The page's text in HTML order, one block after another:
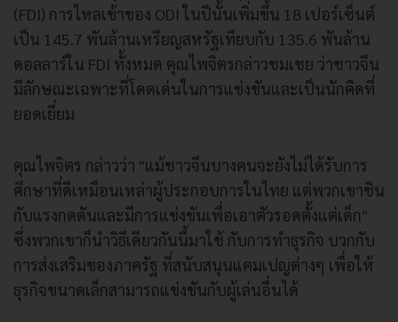
(FDI) การไหลเข้าของ ODI ในปีนั้นเพิ่มขึ้น 18 เปอร์เซ็นต์
เป็น 145.7 พันล้านเหรียญสหรัฐเทียบกับ 135.6 พันล้าน
ดอลลาร์ใน FDI ทั้งหมด คุณไพจิตรกล่าวชมเชย ว่าชาวจีน
มีลักษณะเฉพาะที่โดดเด่นในการแข่งขันและเป็นนักคิดที่
ยอดเยี่ยม
คุณไพจิตร กล่าวว่า "แม้ชาวจีนบางคนจะยังไม่ได้รับการ
ศึกษาที่ดีเหมือนเหล่าผู้ประกอบการในไทย แต่พวกเขาชิน
กับแรงกดดันและมีการแข่งขันเพื่อเอาตัวรอดตั้งแต่เด็ก"
ซึ่งพวกเขาก็นำวิธีเดียวกันนี้มาใช้ กับการทำธุรกิจ บวกกับ
การส่งเสริมของภาครัฐ ที่สนับสนุนแคมเปญต่างๆ เพื่อให้
ธุรกิจขนาดเล็กสามารถแข่งขันกับผู้เล่นอื่นได้